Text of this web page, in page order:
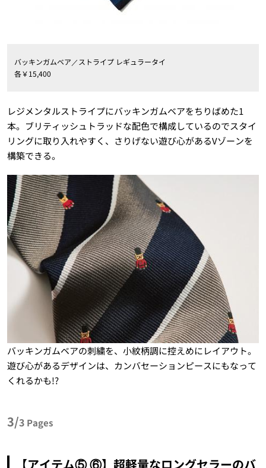
バッキンガムベア／ストライプ レギュラータイ
各￥15,400
レジメンタルストライプにバッキンガムベアをちりばめた1
本。ブリティッシュトラッドな配色で構成しているのでスタイ
リングに取り入れやすく、さりげない遊び心があるVゾーンを
構築できる。
バッキンガムベアの刺繍を、小紋柄調に控えめにレイアウト。
遊び心があるデザインは、カンバセーションピースにもなって
くれるかも!?
3/3 Pages
【アイテム⑤ ⑥】超軽量なロングセラーのバ